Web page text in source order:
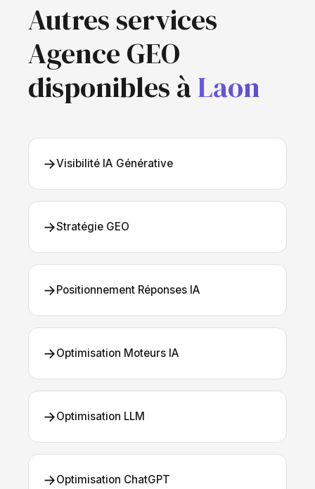
Autres services
Agence GEO
disponibles àLaon
→Visibilité IA Générative
→Stratégie GEO
→Positionnement Réponses IA
→Optimisation Moteurs IA
→Optimisation LLM
→Optimisation ChatGPT